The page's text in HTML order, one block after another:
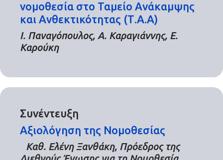
νομοθεσία στο Ταμείο Ανάκαμψης
και Ανθεκτικότητας (Τ.Α.Α)
Ι. Παναγόπουλος, Α. Καραγιάννης, Ε.
Καρούκη
Συνέντευξη
Αξιολόγηση της Νομοθεσίας
Καθ. Ελένη Ξανθάκη, Πρόεδρος της